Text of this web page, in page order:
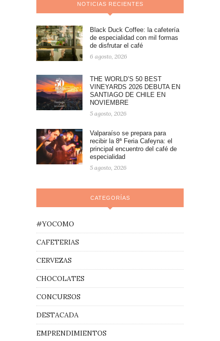
NOTICIAS RECIENTES
Black Duck Coffee: la cafetería
de especialidad con mil formas
de disfrutar el café
6 agosto, 2026
THE WORLD’S 50 BEST
VINEYARDS 2026 DEBUTA EN
SANTIAGO DE CHILE EN
NOVIEMBRE
5 agosto, 2026
Valparaíso se prepara para
recibir la 8ª Feria Cafeyna: el
principal encuentro del café de
especialidad
5 agosto, 2026
CATEGORÍAS
#YOCOMO
CAFETERIAS
CERVEZAS
CHOCOLATES
CONCURSOS
DESTACADA
EMPRENDIMIENTOS